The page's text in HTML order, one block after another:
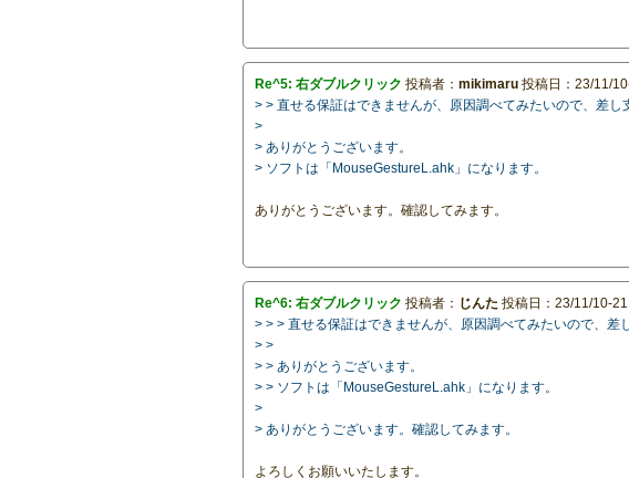
Re^5: 右ダブルクリック 投稿者：mikimaru 投稿日：23/11/
> > 直せる保証はできませんが、原因調べてみたいので、差
>
> ありがとうございます。
> ソフトは「MouseGestureL.ahk」になります。
ありがとうございます。確認してみます。
Re^6: 右ダブルクリック 投稿者： じんた 投稿日：23/11/10-
> > > 直せる保証はできませんが、原因調べてみたいので、
> >
> > ありがとうございます。
> > ソフトは「MouseGestureL.ahk」になります。
>
> ありがとうございます。確認してみます。
よろしくお願いいたします。